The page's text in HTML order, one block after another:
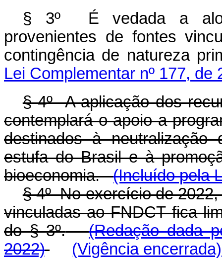
§ 3ºÉ vedada a
provenientes de fontes
contingência de natureza
Lei Complementar nº 177, de
§ 4º A aplicação dos
contemplará o apoio a
destinados à
estufa do Brasil e à
bioeconomia.
(Incluído pela
§ 4º No exercício de
vinculadas ao FNDCT fica
do § 3º.
(Redação dada
2022)
(Vigência encerrada)